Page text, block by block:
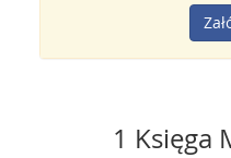
1 Księga